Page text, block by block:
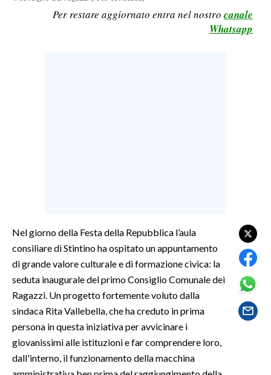
ALTRI SPORT
CULTURA
SPETTACOLI
GOSSIP
SALUTE
Per restare aggiornato entra nel nostro canale
Whatsapp
Nel giorno della Festa della Repubblica l’aula
consiliare di Stintino ha ospitato un appuntamento
di grande valore culturale e di formazione civica: la
seduta inaugurale del primo Consiglio Comunale dei
Ragazzi. Un progetto fortemente voluto dalla
sindaca Rita Vallebella, che ha creduto in prima
persona in questa iniziativa per avvicinare i
giovanissimi alle istituzioni e far comprendere loro,
dall'interno, il funzionamento della macchina